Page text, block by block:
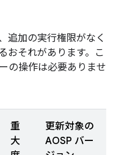
追加の実行権限がなく
おそれがあります。こ
の操作は必要ありませ
重
大
更新対象の
AOSP バー